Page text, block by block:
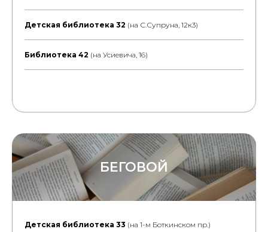
Детская библиотека 32 (на С.Супруна, 12к3)
Библиотека 42 (на Усиевича, 16)
БЕГОВОЙ
Детская библиотека 33 (на 1-м Боткинском пр.)